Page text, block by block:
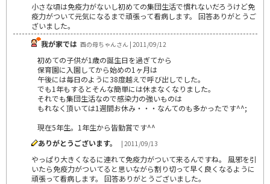
小さな頃は免疫力がないし初めての集団生活で慣れないだろうけど免
疫力がついて元気になるまで頑張って看病します。 回答ありがとうご
ざいました。
我が家では 酉の母ちゃんさん | 2011/09/12
初めての子供が1歳の誕生日を過ぎてから
保育園に入園してから始めの1ヶ月は
午後には毎日のように38度越えで呼び出しでした。
でも1年もするとそんな簡単には休まなくなりました。
それでも集団生活なので感染力の強いものは
もれなく頂いては1週間お休み・・・なんてのも多かったです^^;
現在5年生。1年生から皆勤賞です^^
ありがとうございます。
| 2011/09/13
やっぱり大きくなるに連れて免疫力がついて来るんですね。 風邪を引
いたら免疫力がついてると思いながら割り切って早く良くなるように
頑張って看病します。 回答ありがとうございました。